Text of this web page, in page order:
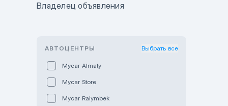
Владелец объявления
АВТОЦЕНТРЫ Выбрать все
Mycar Almaty
Mycar Store
Mycar Raiymbek